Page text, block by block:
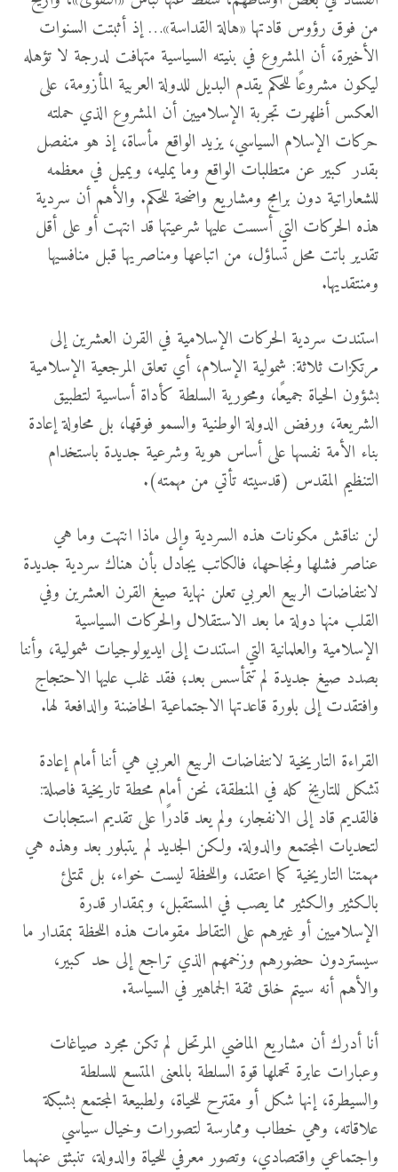
من فوق رؤوس قادتها «هالة القداسة»… إذ أثبتت السنوات
الأخيرة، أن المشروع في بنيته السياسية متهافت لدرجة لا تؤهله
ليكون مشروعًا للحكم يقدم البديل للدولة العربية المأزومة، على
العكس أظهرت تجربة الإسلاميين أن المشروع الذي حملته
حركات الإسلام السياسي، يزيد الواقع مأساة، إذ هو منفصل
بقدر كبير عن متطلبات الواقع وما يمليه، ويميل في معظمه
للشعاراتية دون برامج ومشاريع واضحة للحكم. والأهم أن سردية
هذه الحركات التي أسست عليها شرعيتها قد انتهت أو على أقل
تقدير باتت محل تساؤل، من اتباعها ومناصريها قبل منافسيها
ومنتقديها.
استندت سردية الحركات الإسلامية في القرن العشرين إلى
مرتكزات ثلاثة: شمولية الإسلام، أي تعلق المرجعية الإسلامية
بشؤون الحياة جميعًا، ومحورية السلطة كأداة أساسية لتطبيق
الشريعة، ورفض الدولة الوطنية والسمو فوقها، بل محاولة إعادة
بناء الأمة نفسها على أساس هوية وشرعية جديدة باستخدام
التنظيم المقدس (قدسيته تأتي من مهمته).
لن نناقش مكونات هذه السردية وإلى ماذا انتهت وما هي
عناصر فشلها ونجاحها، فالكاتب يجادل بأن هناك سردية جديدة
لانتفاضات الربيع العربي تعلن نهاية صيغ القرن العشرين وفي
القلب منها دولة ما بعد الاستقلال والحركات السياسية
الإسلامية والعلمانية التي استندت إلى ايديولوجيات شمولية، وأننا
بصدد صيغ جديدة لم تتمأسس بعد؛ فقد غلب عليها الاحتجاج
وافتقدت إلى بلورة قاعدتها الاجتماعية الحاضنة والدافعة لها.
القراءة التاريخية لانتفاضات الربيع العربي هي أننا أمام إعادة
تشكل للتاريخ كله في المنطقة، نحن أمام محطة تاريخية فاصلة:
فالقديم قاد إلى الانفجار، ولم يعد قادرًا على تقديم استجابات
لتحديات المجتمع والدولة. ولكن الجديد لم يتبلور بعد وهذه هي
مهمتنا التاريخية كما اعتقد، واللحظة ليست خواء، بل تمتلئ
بالكثير والكثير مما يصب في المستقبل، وبمقدار قدرة
الإسلاميين أو غيرهم على التقاط مقومات هذه اللحظة بمقدار ما
سيستردون حضورهم وزخمهم الذي تراجع إلى حد كبير،
والأهم أنه سيتم خلق ثقة الجماهير في السياسة.
أنا أدرك أن مشاريع الماضي المرتحل لم تكن مجرد صياغات
وعبارات عابرة تحملها قوة السلطة بالمعنى المتسع للسلطة
والسيطرة، إنها شكل أو مقترح للحياة، ولطبيعة المجتمع بشبكة
علاقاته، وهي خطاب وممارسة لتصورات وخيال سياسي
واجتماعي واقتصادي، وتصور معرفي للحياة والدولة، تنبثق عنهما